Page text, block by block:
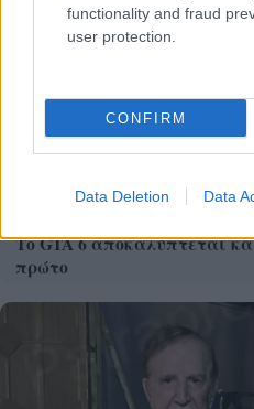
functionality and fraud
user protection.
CONFIRM
Data Deletion Data
Το GTA 6 αποκαλύπτεται
πρώτο